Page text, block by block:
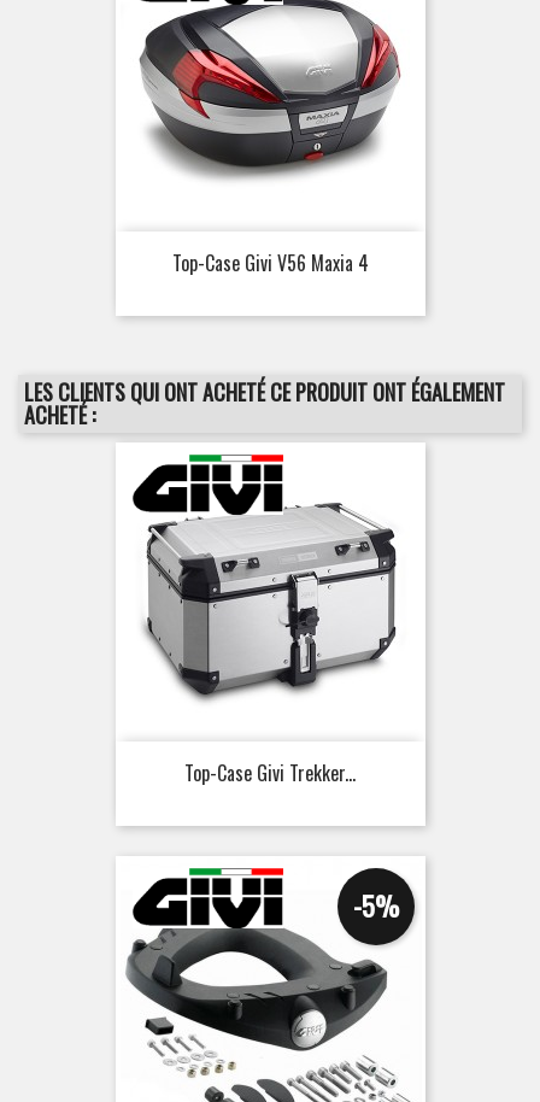
Top-Case Givi V56 Maxia 4
LES CLIENTS QUI ONT ACHETÉ CE PRODUIT ONT ÉGALEMENT
ACHETÉ :
Top-Case Givi Trekker...
-5%